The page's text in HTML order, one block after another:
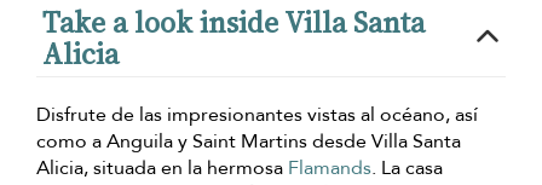
Take a look inside Villa Santa
Alicia
Disfrute de las impresionantes vistas al océano, así
como a Anguila y Saint Martins desde Villa Santa
Alicia, situada en la hermosa Flamands. La casa